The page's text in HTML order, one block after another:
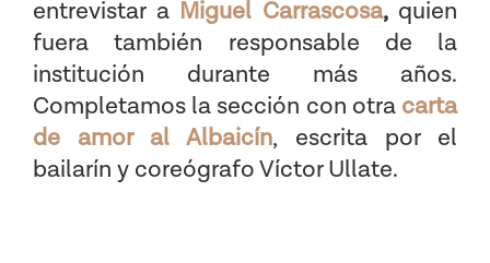
entrevistar a Miguel Carrascosa,quien
fuera también responsable de la
institución durante más años.
Completamos la sección con otra carta
de amor al Albaicín, escrita por el
bailarín y coreógrafo Víctor Ullate.